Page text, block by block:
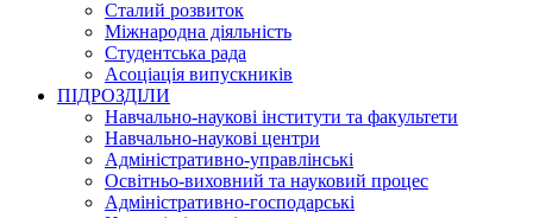
Сталий розвиток
Міжнародна діяльність
Студентська рада
Асоціація випускників
ПІДРОЗДІЛИ
Навчально-наукові інститути та факультети
Навчально-наукові центри
Адміністративно-управлінські
Освітньо-виховний та науковий процес
Адміністративно-господарські